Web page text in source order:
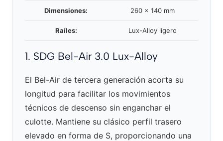
Dimensiones: 260 x 140 mm
Raíles: Lux-Alloy ligero
1. SDG Bel-Air 3.0 Lux-Alloy
El Bel-Air de tercera generación acorta su
longitud para facilitar los movimientos
técnicos de descenso sin enganchar el
culotte. Mantiene su clásico perfil trasero
elevado en forma de S, proporcionando una